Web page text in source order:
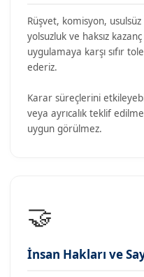
Rüşvet, komisyon,
yolsuzluk ve haksız
uygulamaya karşı sıfır
ederiz.
Karar süreçlerini
veya ayrıcalık teklif
uygun görülmez.
🤝
İnsan Hakları ve